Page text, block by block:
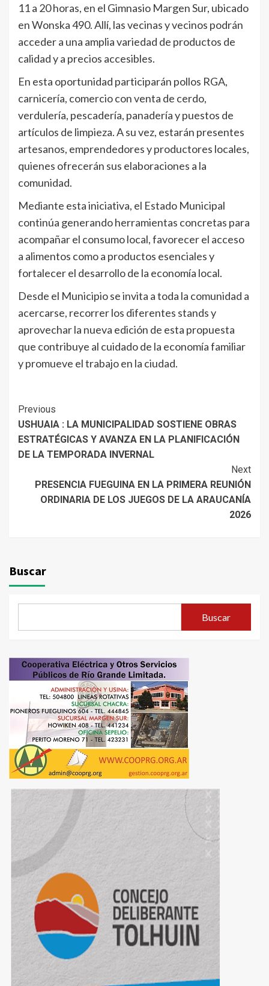
11 a 20 horas, en el Gimnasio Margen Sur, ubicado
en Wonska 490. Allí, las vecinas y vecinos podrán
acceder a una amplia variedad de productos de
calidad y a precios accesibles.
En esta oportunidad participarán pollos RGA,
carnicería, comercio con venta de cerdo,
verdulería, pescadería, panadería y puestos de
artículos de limpieza. A su vez, estarán presentes
artesanos, emprendedores y productores locales,
quienes ofrecerán sus elaboraciones a la
comunidad.
Mediante esta iniciativa, el Estado Municipal
continúa generando herramientas concretas para
acompañar el consumo local, favorecer el acceso
a alimentos como a productos esenciales y
fortalecer el desarrollo de la economía local.
Desde el Municipio se invita a toda la comunidad a
acercarse, recorrer los diferentes stands y
aprovechar la nueva edición de esta propuesta
que contribuye al cuidado de la economía familiar
y promueve el trabajo en la ciudad.
Continue
Reading
Previous
USHUAIA : LA MUNICIPALIDAD SOSTIENE OBRAS
ESTRATÉGICAS Y AVANZA EN LA PLANIFICACIÓN
DE LA TEMPORADA INVERNAL
Next
PRESENCIA FUEGUINA EN LA PRIMERA REUNIÓN
ORDINARIA DE LOS JUEGOS DE LA ARAUCANÍA
2026
Buscar
Buscar